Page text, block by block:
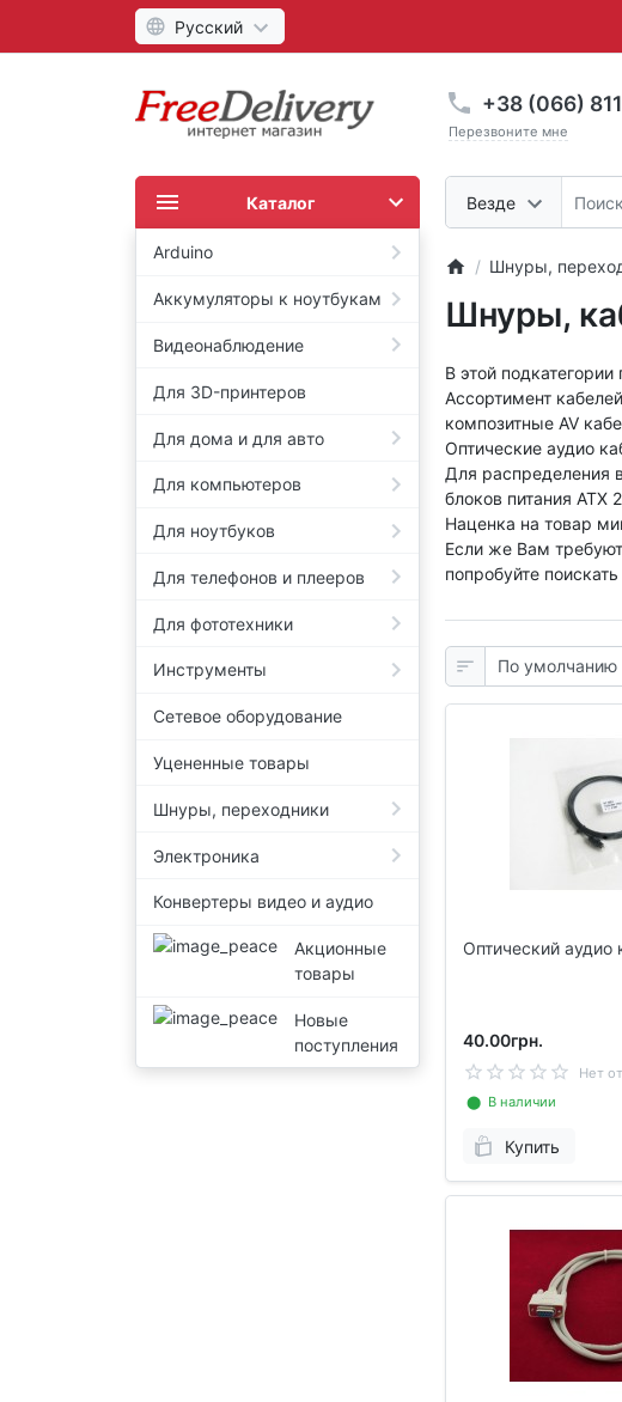
Русский
+38 (066)
Перезвоните мне
Везде
Каталог
Arduino
Аккумуляторы к ноутбукам
Видеонаблюдение
Для 3D-принтеров
Для дома и для авто
Для компьютеров
Для ноутбуков
Для телефонов и плееров
Для фототехники
Инструменты
Сетевое оборудование
Уцененные товары
Шнуры, переходники
Электроника
Конвертеры видео и аудио
Акционные
товары
Новые
поступления
Шнуры,
Шнуры,
В этой
Ассортимент
композитные AV
Оптические аудио
Для распределения
блоков питания ATX
Наценка на товар
Если же Вам
попробуйте
Оптический аудио
40.00грн.
Нет
⬤ В наличии
Купить